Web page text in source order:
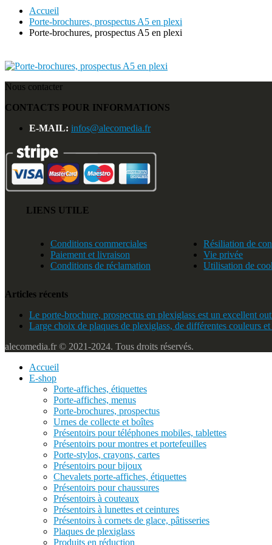
Accueil
Porte-brochures, prospectus A5 en plexi
Porte-brochures, prospectus A5 en plexi
Nous contacter
CONTACTS POUR INFORMATIONS
E-MAIL: infos@alecomedia.fr
LIENS UTILE
Conditions commerciales
Paiement et livraison
Conditions de réclamation
Résiliation de
Vie privée
Utilisation de
Articles récents
Le porte-brochure, prospectus en plexiglass est un excellent
Large choix de plaques de plexiglass, de différentes couleurs et
alecomedia.fr © 2021-2024. Tous droits réservés.
Accueil
E-shop
Porte-affiches, étiquettes
Porte-affiches, menus
Porte-brochures, prospectus
Urnes de collecte et boîtes
Présentoirs pour téléphones mobiles, tablettes
Présentoirs pour montres et portefeuilles
Porte-stylos, crayons, cartes
Présentoirs pour bijoux
Chevalets porte-affiches, étiquettes
Présentoirs pour chaussures
Présentoirs à couteaux
Présentoirs à lunettes et ceintures
Présentoirs à cornets de glace, pâtisseries
Plaques de plexiglass
Produits en réduction